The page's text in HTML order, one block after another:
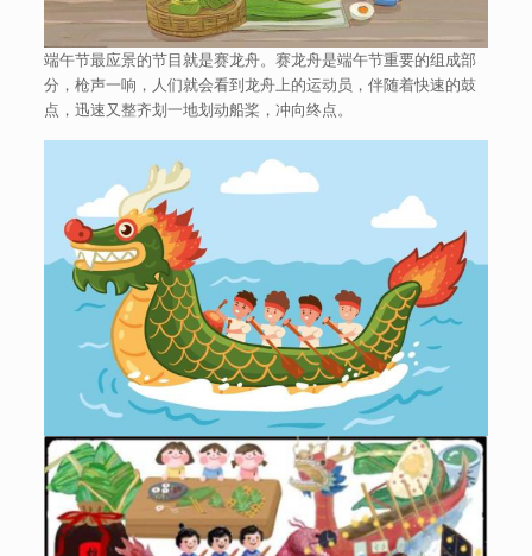
端午节最应景的节目就是赛龙舟。赛龙舟是端午节重要的组成部
分，枪声一响，人们就会看到龙舟上的运动员，伴随着快速的鼓
点，迅速又整齐划一地划动船桨，冲向终点。